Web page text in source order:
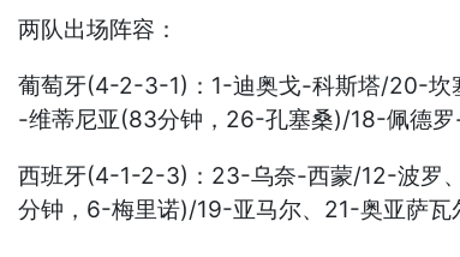
两队出场阵容：
葡萄牙(4-2-3-1)：1-迪奥戈-科斯塔/20-
-维蒂尼亚(83分钟，26-孔塞桑)/18-佩德
西班牙(4-1-2-3)：23-乌奈-西蒙/12-波罗
分钟，6-梅里诺)/19-亚马尔、21-奥亚萨